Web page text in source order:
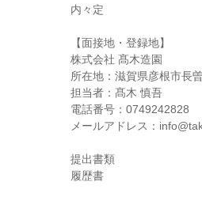
内々定
【面接地・登録地】
株式会社 髙木造園
所在地：滋賀県彦根市長
担当者：髙木 慎吾
電話番号：0749242828
メールアドレス：
提出書類
履歴書